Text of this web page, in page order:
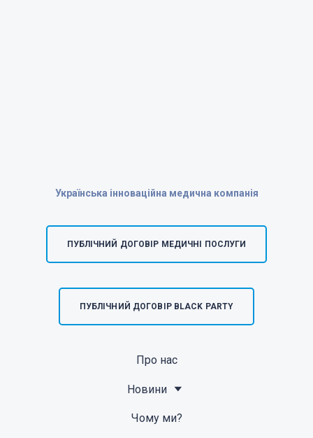
Українська інноваційна медична компанія
ПУБЛІЧНИЙ ДОГОВІР МЕДИЧНІ ПОСЛУГИ
ПУБЛІЧНИЙ ДОГОВІР BLACK PARTY
Про нас
Новини
Чому ми?